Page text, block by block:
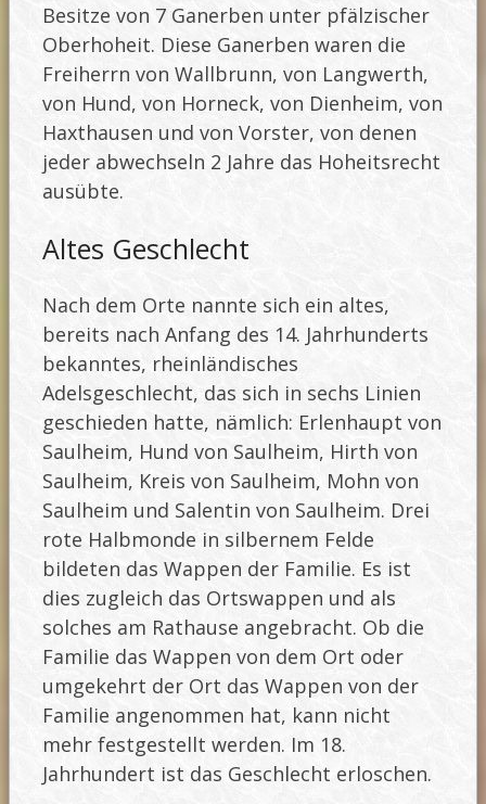
Besitze von 7 Ganerben unter pfälzischer
Oberhoheit. Diese Ganerben waren die
Freiherrn von Wallbrunn, von Langwerth,
von Hund, von Horneck, von Dienheim, von
Haxthausen und von Vorster, von denen
jeder abwechseln 2 Jahre das Hoheitsrecht
ausübte.
Altes Geschlecht
Nach dem Orte nannte sich ein altes,
bereits nach Anfang des 14. Jahrhunderts
bekanntes, rheinländisches
Adelsgeschlecht, das sich in sechs Linien
geschieden hatte, nämlich: Erlenhaupt von
Saulheim, Hund von Saulheim, Hirth von
Saulheim, Kreis von Saulheim, Mohn von
Saulheim und Salentin von Saulheim. Drei
rote Halbmonde in silbernem Felde
bildeten das Wappen der Familie. Es ist
dies zugleich das Ortswappen und als
solches am Rathause angebracht. Ob die
Familie das Wappen von dem Ort oder
umgekehrt der Ort das Wappen von der
Familie angenommen hat, kann nicht
mehr festgestellt werden. Im 18.
Jahrhundert ist das Geschlecht erloschen.